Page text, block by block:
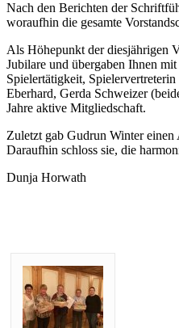
Nach den Berichten der
woraufhin die gesamte
Als Höhepunkt der diesjährigen
Jubilare und übergaben Ihnen
Spielertätigkeit,
Eberhard, Gerda Schweizer
Jahre aktive Mitgliedschaft.
Zuletzt gab Gudrun Winter einen
Daraufhin schloss sie, die
Dunja Horwath